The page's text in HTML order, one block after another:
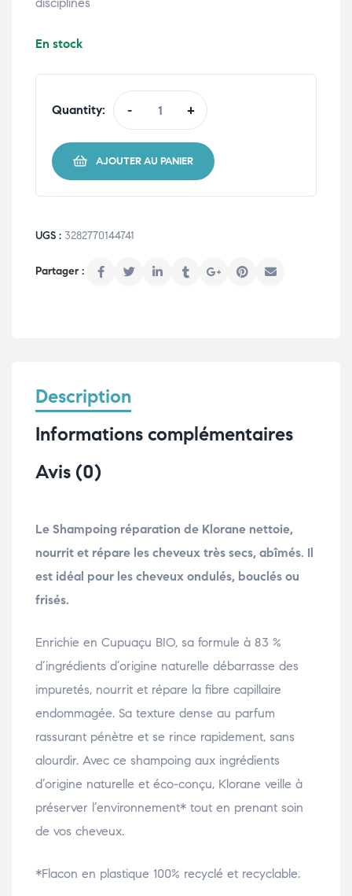
En stock
Quantity: - +
AJOUTER AU PANIER
UGS : 3282770144741
Description
Informations complémentaires
Avis (0)
Le Shampoing réparation de Klorane nettoie,
nourrit et répare les cheveux très secs, abîmés. Il
est idéal pour les cheveux ondulés, bouclés ou
frisés.
Enrichie en Cupuaçu BIO, sa formule à 83 %
d’ingrédients d’origine naturelle débarrasse des
impuretés, nourrit et répare la fibre capillaire
endommagée. Sa texture dense au parfum
rassurant pénètre et se rince rapidement, sans
alourdir. Avec ce shampoing aux ingrédients
d’origine naturelle et éco-conçu, Klorane veille à
préserver l’environnement* tout en prenant soin
de vos cheveux.
*Flacon en plastique 100% recyclé et recyclable.